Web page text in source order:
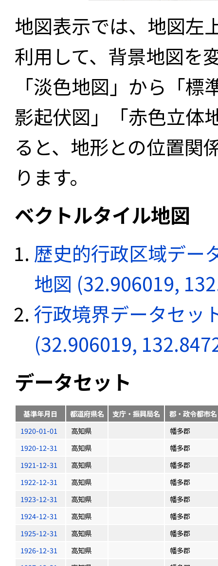
地図表示では、地図左
利用して、背景地図を
「淡色地図」から「
影起伏図」「赤色立体
ると、地形との位置関
ります。
ベクトルタイル地図
歴史的行政区域デー
地図 (32.906019,
行政境界データセッ
(32.906019,
データセット
基準年月日 都道府県名 支庁・振興局名
郡・政令都市名
1920-01-01
高知県
幡多郡
1920-12-31
高知県
幡多郡
1921-12-31
高知県
幡多郡
1922-12-31
高知県
幡多郡
1923-12-31
高知県
幡多郡
1924-12-31
高知県
幡多郡
1925-12-31
高知県
幡多郡
1926-12-31
高知県
幡多郡